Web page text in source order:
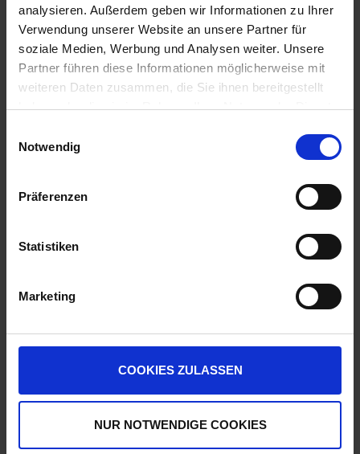
analysieren. Außerdem geben wir Informationen zu Ihrer
Verwendung unserer Website an unsere Partner für
soziale Medien, Werbung und Analysen weiter. Unsere
Partner führen diese Informationen möglicherweise mit
weiteren Daten zusammen, die Sie ihnen bereitgestellt
haben oder die sie im Rahmen Ihrer Nutzung der Dienste
Notwendig
Präferenzen
Statistiken
Marketing
COOKIES ZULASSEN
NUR NOTWENDIGE COOKIES
35,65 € / St
pro 1 Stück
42,42 €
inkl. 19% MwSt., zzgl. Versandkosten
Lieferung voraussichtlich ab Mittwoch, 12. August 2026
QTY_CONTROL_DECREASE
IN DEN WARENKORB
Jetzt 3 Ährenpunkte pro 1 Stück sichern.
AMAZONEN-WERKE H. DREYER SE & Co. KG
Am Amazonenwerk 41518
49205 Hasbergen
amazone@amazone.net